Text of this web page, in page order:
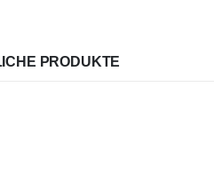
PRODUKTE